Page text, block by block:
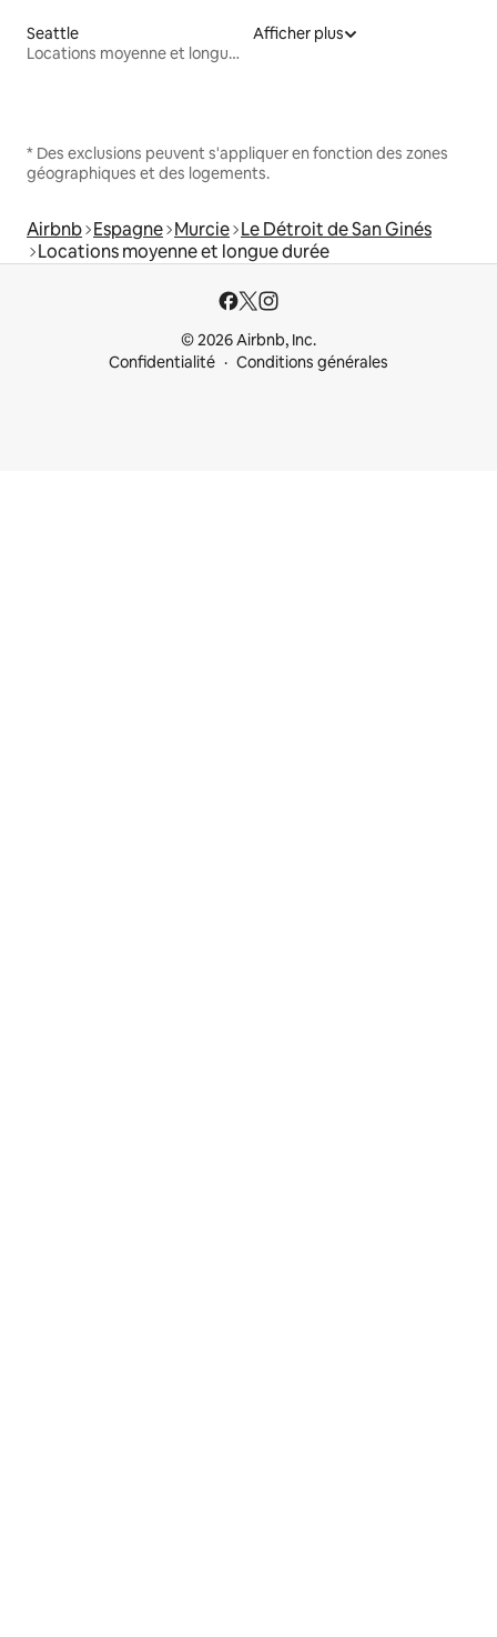
Seattle
Locations moyenne et longue durée
Afficher plus
* Des exclusions peuvent s'appliquer en fonction des zones
géographiques et des logements.
Airbnb Espagne Murcie Le Détroit de San Ginés
Locations moyenne et longue durée
© 2026 Airbnb, Inc.
Confidentialité
Conditions générales